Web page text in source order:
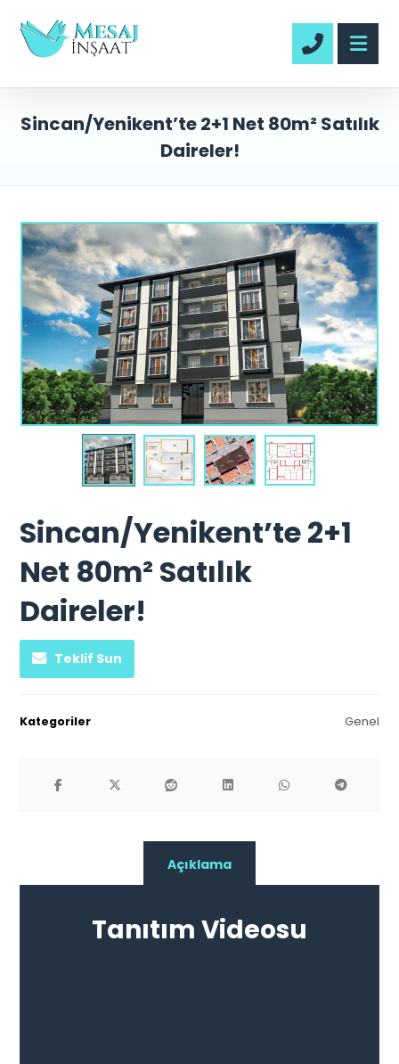
Sincan/Yenikent’te 2+1 Net 80m² Satılık
Daireler!
Sincan/Yenikent’te 2+1
Net 80m² Satılık
Daireler!
Teklif Sun
Kategoriler Genel
Açıklama
Tanıtım Videosu